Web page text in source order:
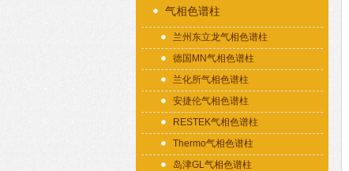
气相色谱柱
兰州东立龙气相色谱柱
德国MN气相色谱柱
兰化所气相色谱柱
安捷伦气相色谱柱
RESTEK气相色谱柱
Thermo气相色谱柱
岛津GL气相色谱柱